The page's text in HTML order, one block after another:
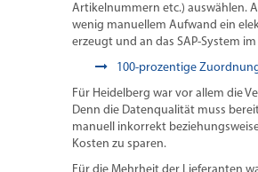
Artikelnummern etc.) auswählen.
wenig manuellem Aufwand ein
erzeugt und an das SAP-System
100-prozentige
Für Heidelberg war vor allem die
Denn die Datenqualität muss
manuell inkorrekt
Kosten zu sparen.